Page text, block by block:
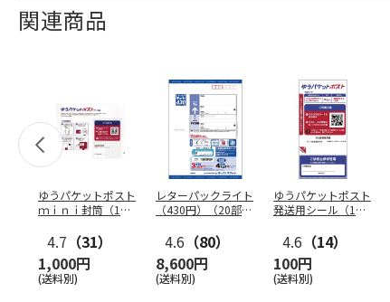
関連商品
ゆうパケットポスト
ｍｉｎｉ封筒（1個
4.7 （31）
1,000円
(送料別)
レターパックライト
（430円）（20部セ
4.6 （80）
8,600円
(送料別)
ゆうパケットポスト
発送用シール（1個
4.6 （14）
100円
(送料別)